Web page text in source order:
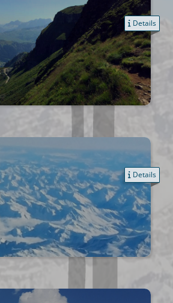
Details
Details